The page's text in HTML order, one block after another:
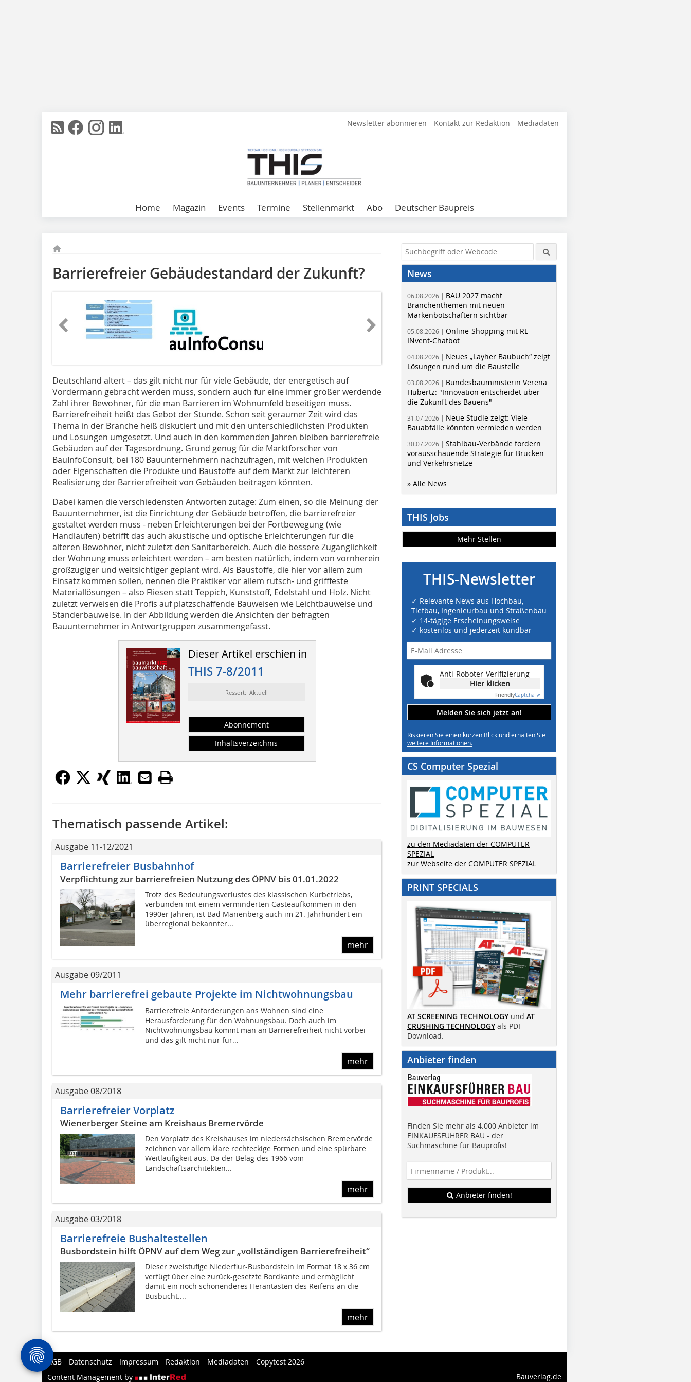
Newsletter abonnieren Kontakt zur Redaktion Mediadaten
Home Magazin Events Termine Stellenmarkt Abo Deutscher Baupreis
Barrierefreier Gebäudestandard der Zukunft?
Deutschland altert – das gilt nicht nur für viele Gebäude, der energetisch auf
Vordermann gebracht werden muss, sondern auch für eine immer größer werdende
Zahl ihrer Bewohner, für die man Barrieren im Wohnumfeld beseitigen muss.
Barrierefreiheit heißt das Gebot der Stunde. Schon seit geraumer Zeit wird das
Thema in der Branche heiß diskutiert und mit den unterschiedlichsten Produkten
und Lösungen umgesetzt. Und auch in den kommenden Jahren bleiben barrierefreie
Gebäuden auf der Tagesordnung. Grund genug für die Marktforscher von
BauInfoConsult, bei 180 Bauunternehmern nachzufragen, mit welchen Produkten
oder Eigenschaften die Produkte und Baustoffe auf dem Markt zur leichteren
Realisierung der Barrierefreiheit von Gebäuden beitragen könnten.
Dabei kamen die verschiedensten Antworten zutage: Zum einen, so die Meinung der
Bauunternehmer, ist die Einrichtung der Gebäude betroffen, die barrierefreier
gestaltet werden muss - neben Erleichterungen bei der Fortbewegung (wie
Handläufen) betrifft das auch akustische und optische Erleichterungen für die
älteren Bewohner, nicht zuletzt den Sanitärbereich. Auch die bessere Zugänglichkeit
der Wohnung muss erleichtert werden – am besten natürlich, indem von vornherein
großzügiger und weitsichtiger geplant wird. Als Baustoffe, die hier vor allem zum
Einsatz kommen sollen, nennen die Praktiker vor allem rutsch- und grifffeste
Materiallösungen – also Fliesen statt Teppich, Kunststoff, Edelstahl und Holz. Nicht
zuletzt verweisen die Profis auf platzschaffende Bauweisen wie Leichtbauweise und
Ständerbauweise. In der Abbildung werden die Ansichten der befragten
Bauunternehmer in Antwortgruppen zusammengefasst.
Dieser Artikel erschien in
THIS 7-8/2011
Ressort: Aktuell
Abonnement
Inhaltsverzeichnis
Thematisch passende Artikel:
Ausgabe 11-12/2021
Barrierefreier Busbahnhof
Verpflichtung zur barrierefreien Nutzung des ÖPNV bis 01.01.2022
Trotz des Bedeutungsverlustes des klassischen Kurbetriebs,
verbunden mit einem verminderten Gästeaufkommen in den
1990er Jahren, ist Bad Marienberg auch im 21. Jahrhundert ein
überregional bekannter...
mehr
Ausgabe 09/2011
Mehr barrierefrei gebaute Projekte im Nichtwohnungsbau
Barrierefreie Anforderungen ans Wohnen sind eine
Herausforderung für den Wohnungsbau. Doch auch im
Nichtwohnungsbau kommt man an Barrierefreiheit nicht vorbei -
und das gilt nicht nur für...
mehr
Ausgabe 08/2018
Barrierefreier Vorplatz
Wienerberger Steine am Kreishaus Bremervörde
Den Vorplatz des Kreishauses im niedersächsischen Bremervörde
zeichnen vor allem klare rechteckige Formen und eine spürbare
Weitläufigkeit aus. Da der Belag des 1966 vom
Landschaftsarchitekten...
mehr
Ausgabe 03/2018
Barrierefreie Bushaltestellen
Busbordstein hilft ÖPNV auf dem Weg zur „vollständigen Barrierefreiheit“
Dieser zweistufige Niederflur-Busbordstein im Format 18 x 36 cm
verfügt über eine zurück-gesetzte Bordkante und ermöglicht
damit ein noch schonenderes Herantasten des Reifens an die
Busbucht....
mehr
News
06.08.2026 | BAU 2027 macht
Branchenthemen mit neuen
Markenbotschaftern sichtbar
05.08.2026 | Online-Shopping mit RE-
INvent-Chatbot
04.08.2026 | Neues „Layher Baubuch“ zeigt
Lösungen rund um die Baustelle
03.08.2026 | Bundesbauministerin Verena
Hubertz: "Innovation entscheidet über
die Zukunft des Bauens"
31.07.2026 | Neue Studie zeigt: Viele
Bauabfälle könnten vermieden werden
30.07.2026 | Stahlbau-Verbände fordern
vorausschauende Strategie für Brücken
und Verkehrsnetze
» Alle News
THIS Jobs
Mehr Stellen
THIS-Newsletter
✓ Relevante News aus Hochbau,
Tiefbau, Ingenieurbau und Straßenbau
✓ 14-tägige Erscheinungsweise
✓ kostenlos und jederzeit kündbar
Anti-Roboter-Verifizierung
Hier klicken
FriendlyCaptcha ⇗
Melden Sie sich jetzt an!
Riskieren Sie einen kurzen Blick und erhalten Sie
weitere Informationen.
CS Computer Spezial
zu den Mediadaten der COMPUTER
SPEZIAL
zur Webseite der COMPUTER SPEZIAL
PRINT SPECIALS
AT SCREENING TECHNOLOGY und AT
CRUSHING TECHNOLOGY als PDF-
Download.
Anbieter finden
Finden Sie mehr als 4.000 Anbieter im
EINKAUFSFÜHRER BAU - der
Suchmaschine für Bauprofis!
Anbieter finden!
AGB Datenschutz Impressum Redaktion Mediadaten
Copytest 2026
Content Management by
Bauverlag.de